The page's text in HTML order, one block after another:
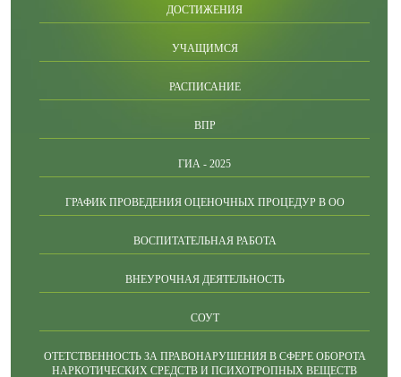
ДОСТИЖЕНИЯ
УЧАЩИМСЯ
РАСПИСАНИЕ
ВПР
ГИА - 2025
ГРАФИК ПРОВЕДЕНИЯ ОЦЕНОЧНЫХ ПРОЦЕДУР В ОО
ВОСПИТАТЕЛЬНАЯ РАБОТА
ВНЕУРОЧНАЯ ДЕЯТЕЛЬНОСТЬ
СОУТ
ОТЕТСТВЕННОСТЬ ЗА ПРАВОНАРУШЕНИЯ В СФЕРЕ ОБОРОТА
НАРКОТИЧЕСКИХ СРЕДСТВ И ПСИХОТРОПНЫХ ВЕЩЕСТВ